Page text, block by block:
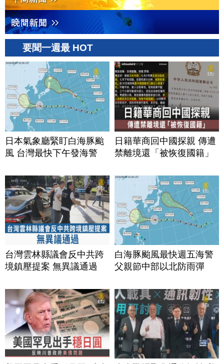
要聞一週最 HOT
日本氣象廳緊盯白海豚颱
風 台灣最快下午發海警
日籍華商回中國探親 傳遭
禁離境還「被恢復國籍」
台灣雲林縣議會反中共跨
境鎮壓提案 無異議通過
白海豚颱風最快週五海警
父親節中部以北防雨彈